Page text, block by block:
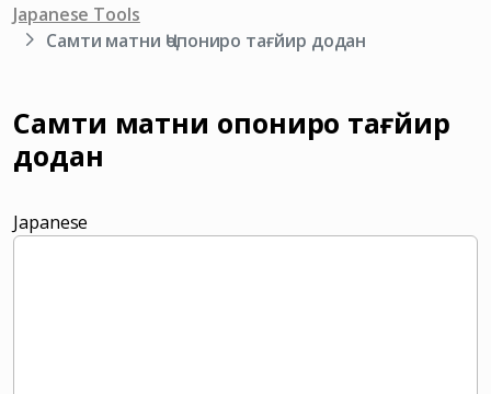
Japanese Tools
Самти матни Ҷопониро тағйир додан
Самти матни Ҷопониро тағйир
додан
Japanese